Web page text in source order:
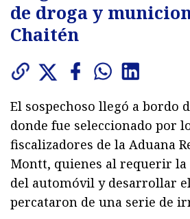
de droga y
Chaitén
El sospechoso llegó a bordo
donde fue seleccionado por
fiscalizadores de la Aduana
Montt, quienes al requerir la
del automóvil y desarrollar
percataron de una serie de